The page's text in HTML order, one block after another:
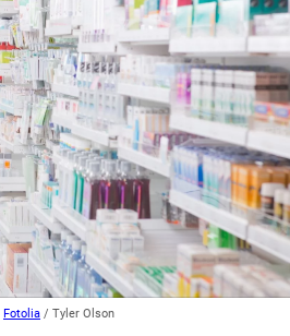
Fotolia / Tyler Olson